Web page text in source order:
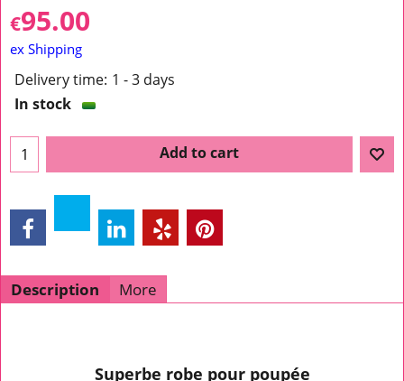
€95.00
ex Shipping
Delivery time: 1 - 3 days
In stock
Add to cart
Description More
Superbe robe pour poupée